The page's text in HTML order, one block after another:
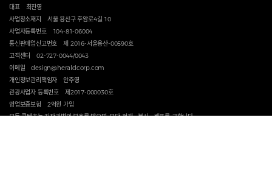
대표
최진영
사업장소재지
서울 용산구 후암로4길 10
사업자등록번호
104-81-06004
통신판매업신고번호
제 2016-서울용산-00590호
고객센터
02-727-0044/0043
이메일
design@heraldcorp.com
개인정보관리책임자
안주영
관광사업자 등록번호
제2017-000030호
영업보증보험
2억원 가입
모든 콘텐츠는 저작권법의 보호를 받으며, 무단 전재ㆍ복사ㆍ배포를 금합니다.